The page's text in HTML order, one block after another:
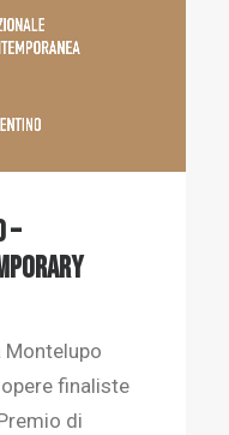
–
Montelupo
finaliste
di